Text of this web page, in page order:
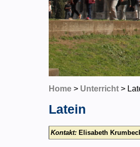
Home > Unterricht >
Latein
Kontakt: Elisabeth